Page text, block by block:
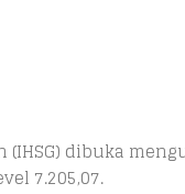
(IHSG) dibuka
7.205,07.